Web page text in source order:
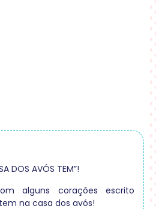
DOS AVÓS TEM”!
alguns corações escrito
na casa dos avós!